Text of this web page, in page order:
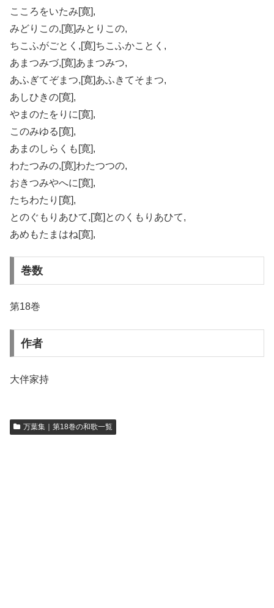
こころをいたみ[寛],
みどりこの,[寛]みとりこの,
ちこふがごとく,[寛]ちこふかことく,
あまつみづ,[寛]あまつみつ,
あふぎてぞまつ,[寛]あふきてそまつ,
あしひきの[寛],
やまのたをりに[寛],
このみゆる[寛],
あまのしらくも[寛],
わたつみの,[寛]わたつつの,
おきつみやへに[寛],
たちわたり[寛],
とのぐもりあひて,[寛]とのくもりあひて,
あめもたまはね[寛],
巻数
第18巻
作者
大伴家持
万葉集｜第18巻の和歌一覧